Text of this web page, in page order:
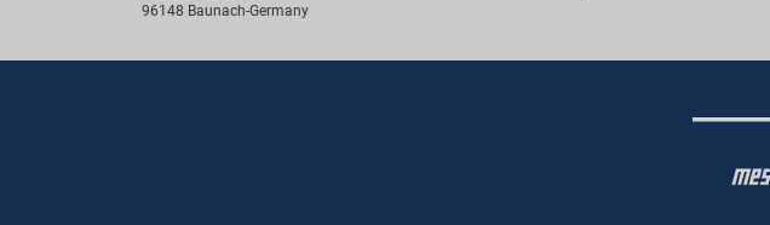
96148 Baunach-Germany